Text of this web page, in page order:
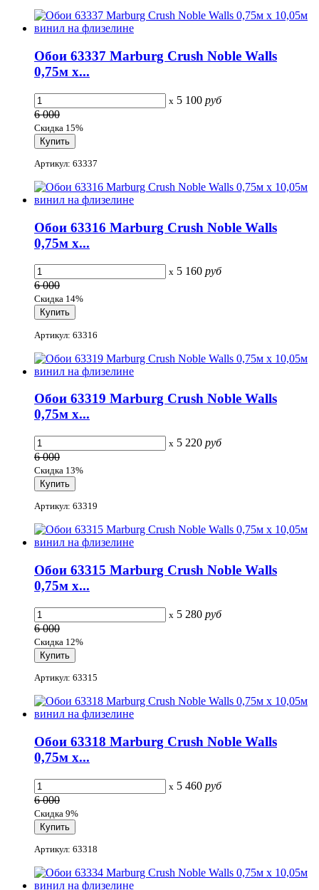
Обои 63337 Marburg Crush Noble Walls
0,75м x...
x 5 100 руб
6 000
Скидка 15%
Артикул: 63337
Обои 63316 Marburg Crush Noble Walls
0,75м x...
x 5 160 руб
6 000
Скидка 14%
Артикул: 63316
Обои 63319 Marburg Crush Noble Walls
0,75м x...
x 5 220 руб
6 000
Скидка 13%
Артикул: 63319
Обои 63315 Marburg Crush Noble Walls
0,75м x...
x 5 280 руб
6 000
Скидка 12%
Артикул: 63315
Обои 63318 Marburg Crush Noble Walls
0,75м x...
x 5 460 руб
6 000
Скидка 9%
Артикул: 63318